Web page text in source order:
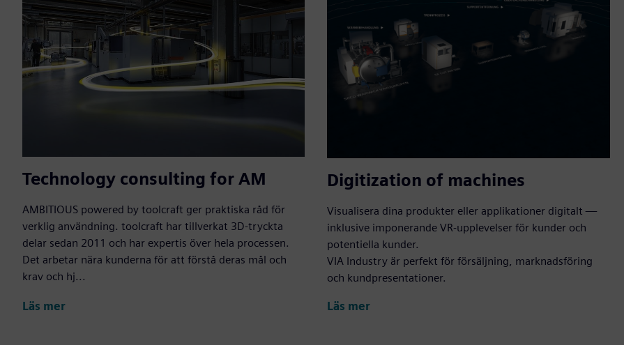
Technology consulting for AM
AMBITIOUS powered by toolcraft ger praktiska råd för
verklig användning. toolcraft har tillverkat 3D-tryckta
delar sedan 2011 och har expertis över hela processen.
Det arbetar nära kunderna för att förstå deras mål och
krav och hj...
Läs mer
Digitization of machines
Visualisera dina produkter eller applikationer digitalt —
inklusive imponerande VR-upplevelser för kunder och
potentiella kunder.
VIA Industry är perfekt för försäljning, marknadsföring
och kundpresentationer.
Läs mer